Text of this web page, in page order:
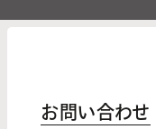
お問い合わせ